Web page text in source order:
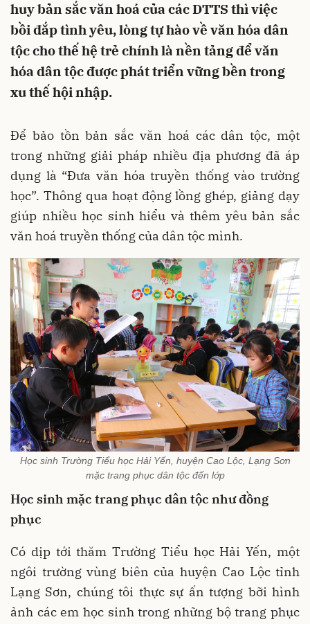
huy bản sắc văn hoá của các DTTS thì việc
bồi đắp tình yêu, lòng tự hào về văn hóa dân
tộc cho thế hệ trẻ chính là nền tảng để văn
hóa dân tộc được phát triển vững bền trong
xu thế hội nhập.
Để bảo tồn bản sắc văn hoá các dân tộc, một
trong những giải pháp nhiều địa phương đã áp
dụng là “Đưa văn hóa truyền thống vào trường
học”. Thông qua hoạt động lồng ghép, giảng dạy
giúp nhiều học sinh hiểu và thêm yêu bản sắc
văn hoá truyền thống của dân tộc mình.
Học sinh Trường Tiểu học Hải Yến, huyện Cao Lộc, Lạng Sơn
mặc trang phục dân tộc đến lớp
Học sinh mặc trang phục dân tộc như đồng
phục
Có dịp tới thăm Trường Tiểu học Hải Yến, một
ngôi trường vùng biên của huyện Cao Lộc tỉnh
Lạng Sơn, chúng tôi thực sự ấn tượng bỡi hình
ảnh các em học sinh trong những bộ trang phục